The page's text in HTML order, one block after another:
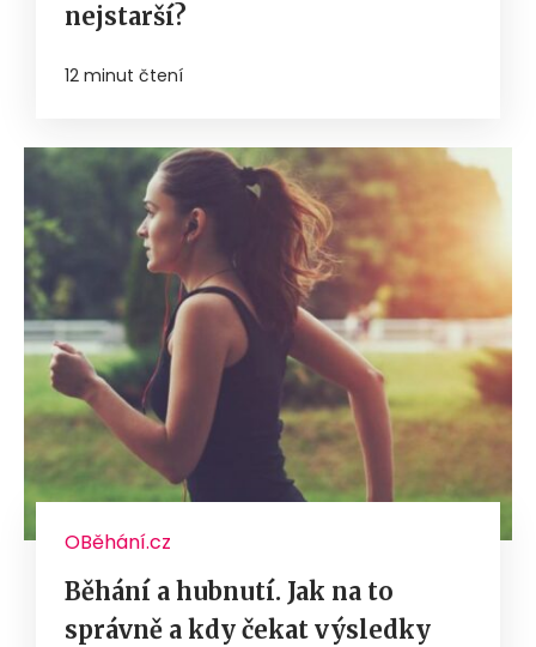
nejstarší?
12 minut čtení
OBěhání.cz
Běhání a hubnutí. Jak na to
správně a kdy čekat výsledky